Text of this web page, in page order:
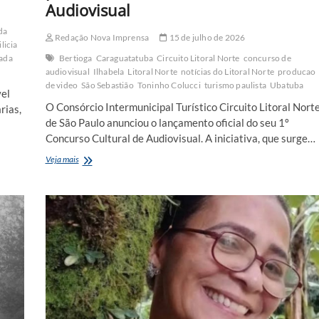
Audiovisual
Redação Nova Imprensa
15 de julho de 2026
Bertioga Caraguatatuba Circuito Litoral Norte concurso de
audiovisual Ilhabela Litoral Norte notícias do Litoral Norte producao
de video São Sebastião Toninho Colucci turismo paulista Ubatuba
O Consórcio Intermunicipal Turístico Circuito Litoral
de São Paulo anunciou o lançamento oficial do seu 1º
Concurso Cultural de Audiovisual. A iniciativa, que surge…
Veja maisCircuito
abre
inscrições
para
1º
Concurso
Cultural
de
Audiovisual